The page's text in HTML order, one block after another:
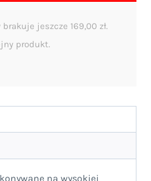
brakuje jeszcze 169,00 zł.
produkt.
na wysokiej